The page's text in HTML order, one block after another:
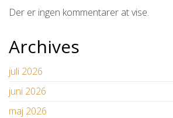
Der er ingen kommentarer at vise.
Archives
juli 2026
juni 2026
maj 2026